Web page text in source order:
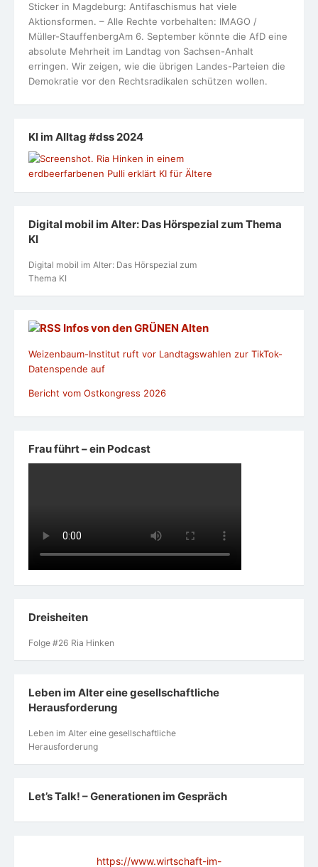
Sticker in Magdeburg: Antifaschismus hat viele
Aktionsformen. – Alle Rechte vorbehalten: IMAGO /
Müller-StauffenbergAm 6. September könnte die AfD eine
absolute Mehrheit im Landtag von Sachsen-Anhalt
erringen. Wir zeigen, wie die übrigen Landes-Parteien die
Demokratie vor den Rechtsradikalen schützen wollen.
KI im Alltag #dss 2024
Digital mobil im Alter: Das Hörspezial zum Thema
KI
Digital mobil im Alter: Das Hörspezial zum
Thema KI
Infos von den GRÜNEN Alten
Weizenbaum-Institut ruft vor Landtagswahlen zur TikTok-
Datenspende auf
Bericht vom Ostkongress 2026
Frau führt – ein Podcast
Dreisheiten
Folge #26 Ria Hinken
Leben im Alter eine gesellschaftliche
Herausforderung
Leben im Alter eine gesellschaftliche
Herausforderung
Let’s Talk! – Generationen im Gespräch
https://www.wirtschaft-im-